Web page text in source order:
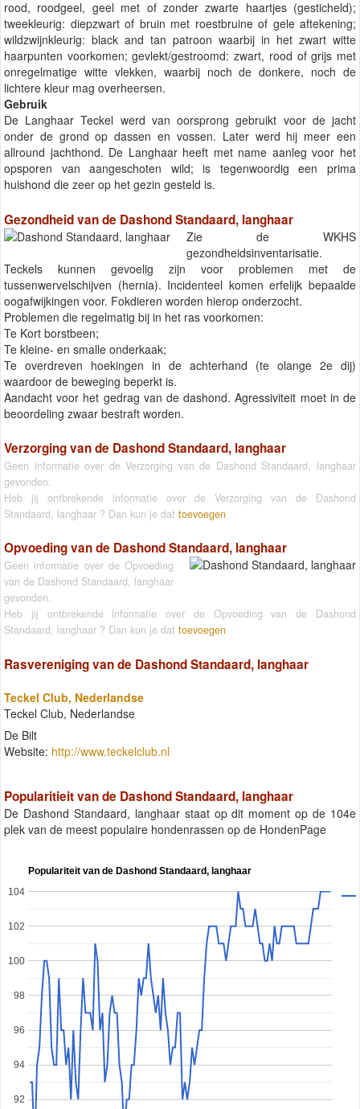
rood, roodgeel, geel met of zonder zwarte haartjes (gesticheld);
tweekleurig: diepzwart of bruin met roestbruine of gele aftekening;
wildzwijnkleurig: black and tan patroon waarbij in het zwart witte
haarpunten voorkomen; gevlekt/gestroomd: zwart, rood of grijs met
onregelmatige witte vlekken, waarbij noch de donkere, noch de
lichtere kleur mag overheersen.
Gebruik
De Langhaar Teckel werd van oorsprong gebruikt voor de jacht
onder de grond op dassen en vossen. Later werd hij meer een
allround jachthond. De Langhaar heeft met name aanleg voor het
opsporen van aangeschoten wild; is tegenwoordig een prima
huishond die zeer op het gezin gesteld is.
Gezondheid van de Dashond Standaard, langhaar
Zie de WKHS
gezondheidsinventarisatie.
Teckels kunnen gevoelig zijn voor problemen met de
tussenwervelschijven (hernia). Incidenteel komen erfelijk bepaalde
oogafwijkingen voor. Fokdieren worden hierop onderzocht.
Problemen die regelmatig bij in het ras voorkomen:
Te Kort borstbeen;
Te kleine- en smalle onderkaak;
Te overdreven hoekingen in de achterhand (te olange 2e dij)
waardoor de beweging beperkt is.
Aandacht voor het gedrag van de dashond. Agressiviteit moet in de
beoordeling zwaar bestraft worden.
Verzorging van de Dashond Standaard, langhaar
Geen informatie over de Verzorging van de Dashond Standaard, langhaar
gevonden.
Heb jij ontbrekende informatie over de Verzorging van de Dashond
Standaard, langhaar ? Dan kun je dat toevoegen
Opvoeding van de Dashond Standaard, langhaar
Geen informatie over de Opvoeding
van de Dashond Standaard, langhaar
gevonden.
Heb jij ontbrekende informatie over de Opvoeding van de Dashond
Standaard, langhaar ? Dan kun je dat toevoegen
Rasvereniging van de Dashond Standaard, langhaar
Teckel Club, Nederlandse
Teckel Club, Nederlandse
De Bilt
Website: http://www.teckelclub.nl
Popularitieit van de Dashond Standaard, langhaar
De Dashond Standaard, langhaar staat op dit moment op de 104e
plek van de meest populaire hondenrassen op de HondenPage
Populariteit van de Dashond Standaard, langhaar
92
94
96
98
100
102
104